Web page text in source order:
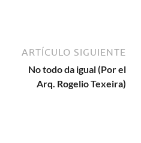
ARTÍCULO SIGUIENTE
No todo da igual (Por el
Arq. Rogelio Texeira)